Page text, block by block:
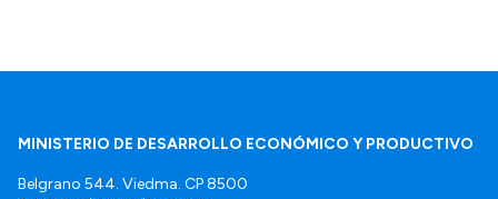
MINISTERIO DE DESARROLLO ECONÓMICO Y PRODUCTIVO
Belgrano 544. Viedma. CP 8500